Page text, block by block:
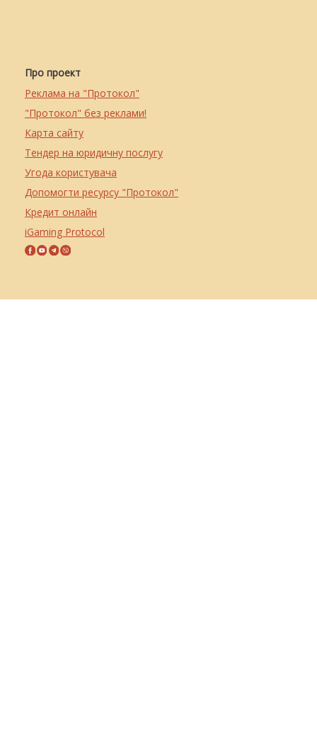
Про проект
Реклама на "Протокол"
"Протокол" без реклами!
Карта сайту
Тендер на юридичну послугу
Угода користувача
Допомогти ресурсу "Протокол"
Кредит онлайн
iGaming Protocol